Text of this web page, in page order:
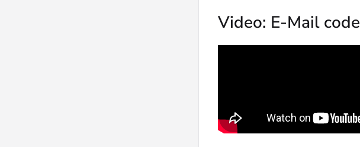
Video: E-Mail